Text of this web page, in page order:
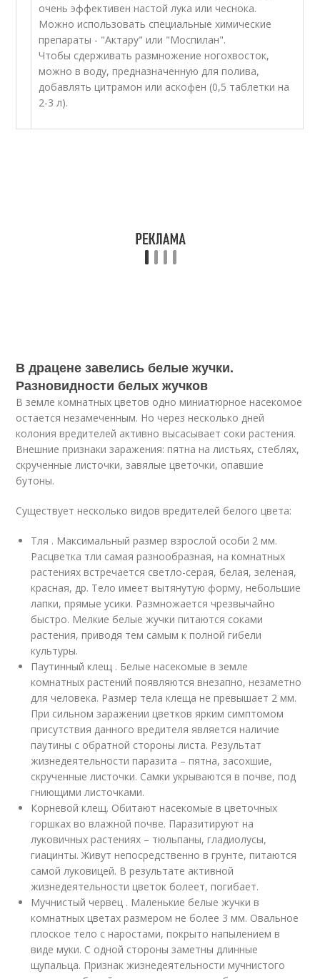
очень эффективен настой лука или чеснока.
Можно использовать специальные химические
препараты - "Актару" или "Моспилан".
Чтобы сдерживать размножение ногохвосток,
можно в воду, предназначенную для полива,
добавлять цитрамон или аскофен (0,5 таблетки на
2-3 л).
В драцене завелись белые жучки.
Разновидности белых жучков
В земле комнатных цветов одно миниатюрное насекомое
остается незамеченным. Но через несколько дней
колония вредителей активно высасывает соки растения.
Внешние признаки заражения: пятна на листьях, стеблях,
скрученные листочки, завялые цветочки, опавшие
бутоны.
Существует несколько видов вредителей белого цвета:
Тля . Максимальный размер взрослой особи 2 мм.
Расцветка тли самая разнообразная, на комнатных
растениях встречается светло-серая, белая, зеленая,
красная, др. Тело имеет вытянутую форму, небольшие
лапки, прямые усики. Размножается чрезвычайно
быстро. Мелкие белые жучки питаются соками
растения, приводя тем самым к полной гибели
культуры.
Паутинный клещ . Белые насекомые в земле
комнатных растений появляются внезапно, незаметно
для человека. Размер тела клеща не превышает 2 мм.
При сильном заражении цветков ярким симптомом
присутствия данного вредителя является наличие
паутины с обратной стороны листа. Результат
жизнедеятельности паразита – пятна, засохшие,
скрученные листочки. Самки укрываются в почве, под
гниющими листочками.
Корневой клещ. Обитают насекомые в цветочных
горшках во влажной почве. Паразитируют на
луковичных растениях – тюльпаны, гладиолусы,
гиацинты. Живут непосредственно в грунте, питаются
самой луковицей. В результате активной
жизнедеятельности цветок болеет, погибает.
Мучнистый червец . Маленькие белые жучки в
комнатных цветах размером не более 3 мм. Овальное
плоское тело с наростами, покрыто напылением в
виде муки. С одной стороны заметны длинные
щупальца. Признак жизнедеятельности мучнистого